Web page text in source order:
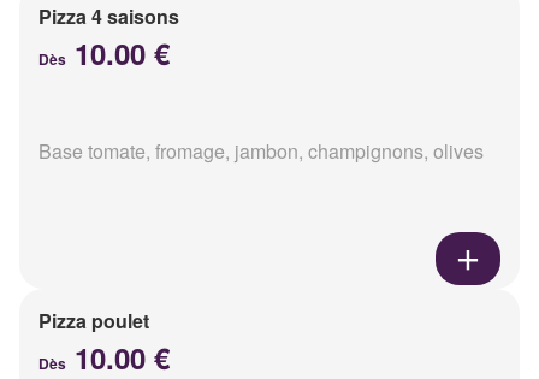
Pizza 4 saisons
Dès 10.00 €
Base tomate, fromage, jambon, champignons, olives
Pizza poulet
Dès 10.00 €